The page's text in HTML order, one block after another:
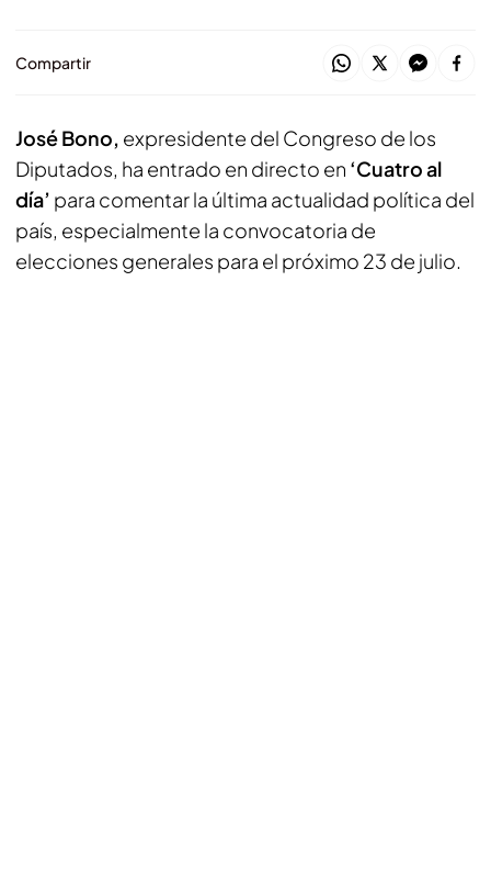
Compartir
José Bono, expresidente del Congreso de los
Diputados, ha entrado en directo en ‘Cuatro al
día’ para comentar la última actualidad política del
país, especialmente la convocatoria de
elecciones generales para el próximo 23 de julio.